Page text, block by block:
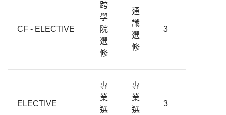
CF - ELECTIVE
跨
學
院
選
修
通
識
選
修
3
ELECTIVE
專
業
選
專
業
選
3